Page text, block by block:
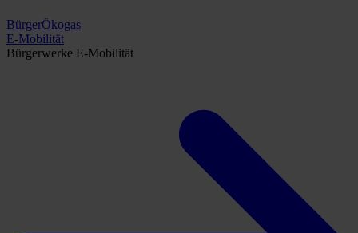
BürgerÖkogas
E-Mobilität
Bürgerwerke E-Mobilität